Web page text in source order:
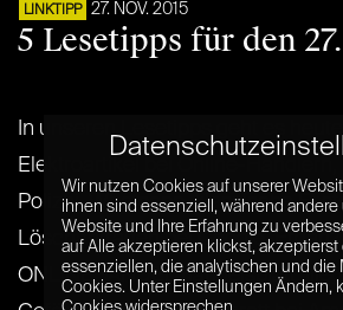
LINKTIPP 27. NOV. 2015
5 Lesetipps für den
In unseren Lesetipps geht es heute
Elektroartikel bei Online-
Polizei, Whatsapp, klassische
Löschanfragen bei Google.
ONLINEHANDEL handelsblatt:
Wir nutzen Cookies auf unserer
ihnen sind essenziell, während
Website und Ihre Erfahrung zu
auf Alle akzeptieren klickst, akzeptierst
essenziellen, die analytischen und die
Cookies. Unter Einstellungen Ändern,